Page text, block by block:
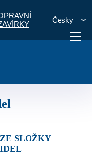
Česky